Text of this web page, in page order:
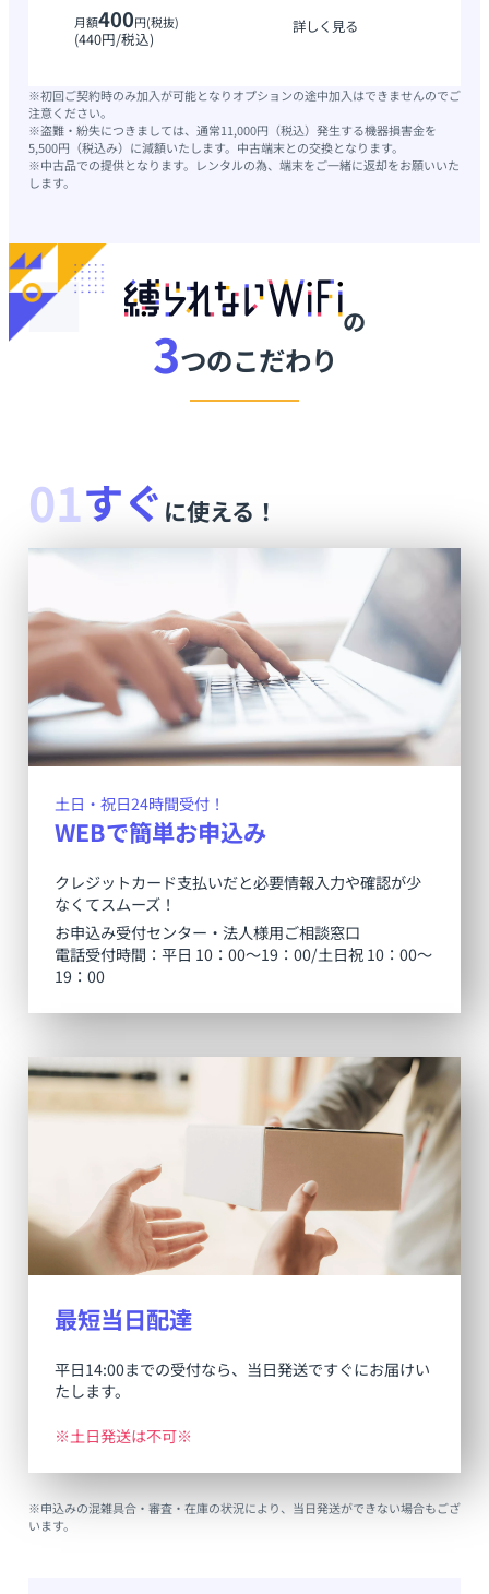
月額400円(税抜)
(440円/税込)
詳しく見る
※初回ご契約時のみ加入が可能となりオプションの途中加入はできませんのでご
注意ください。
※盗難・紛失につきましては、通常11,000円（税込）発生する機器損害金を
5,500円（税込み）に減額いたします。中古端末との交換となります。
※中古品での提供となります。レンタルの為、端末をご一緒に返却をお願いいた
します。
の
3つのこだわり
01すぐ に使える！
土日・祝日24時間受付！
WEBで簡単お申込み
クレジットカード支払いだと必要情報入力や確認が少
なくてスムーズ！
お申込み受付センター・法人様用ご相談窓口
電話受付時間：平日 10：00～19：00/土日祝 10：00～
19：00
最短当日配達
平日14:00までの受付なら、当日発送ですぐにお届けい
たします。
※土日発送は不可※
※申込みの混雑具合・審査・在庫の状況により、当日発送ができない場合もござ
います。